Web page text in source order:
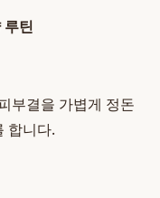
루틴
부결을 가볍게 정돈
합니다.